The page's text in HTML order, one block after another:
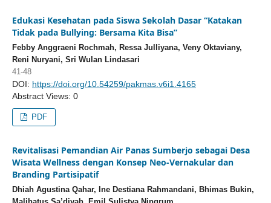
Edukasi Kesehatan pada Siswa Sekolah Dasar “Katakan
Tidak pada Bullying: Bersama Kita Bisa”
Febby Anggraeni Rochmah, Ressa Julliyana, Veny Oktaviany,
Reni Nuryani, Sri Wulan Lindasari
41-48
DOI: https://doi.org/10.54259/pakmas.v6i1.4165
Abstract Views: 0
PDF
Revitalisasi Pemandian Air Panas Sumberjo sebagai Desa
Wisata Wellness dengan Konsep Neo-Vernakular dan
Branding Partisipatif
Dhiah Agustina Qahar, Ine Destiana Rahmandani, Bhimas Bukin,